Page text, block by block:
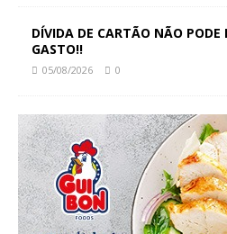
DÍVIDA DE CARTÃO NÃO PODE
GASTO!!
05/08/2026 0